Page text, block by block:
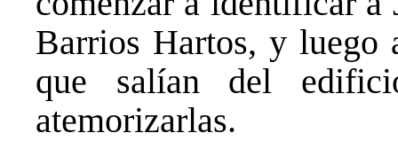
Barrios Hartos, y luego
que salían del
atemorizarlas.